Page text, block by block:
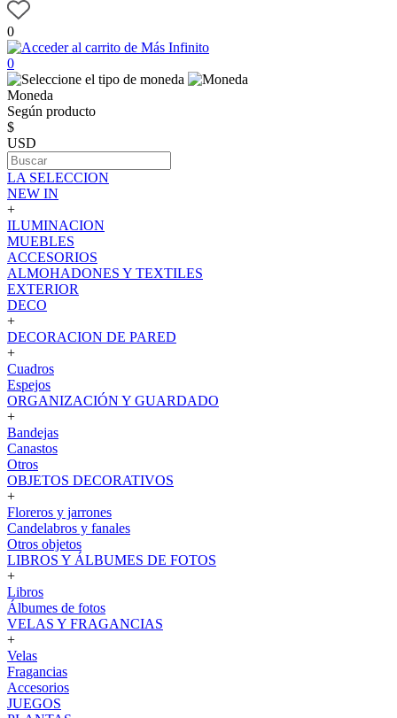
0
0
Moneda
Según producto
$
USD
LA SELECCION
NEW IN
+
ILUMINACION
MUEBLES
ACCESORIOS
ALMOHADONES Y TEXTILES
EXTERIOR
DECO
+
DECORACION DE PARED
+
Cuadros
Espejos
ORGANIZACIÓN Y GUARDADO
+
Bandejas
Canastos
Otros
OBJETOS DECORATIVOS
+
Floreros y jarrones
Candelabros y fanales
Otros objetos
LIBROS Y ÁLBUMES DE FOTOS
+
Libros
Álbumes de fotos
VELAS Y FRAGANCIAS
+
Velas
Fragancias
Accesorios
JUEGOS